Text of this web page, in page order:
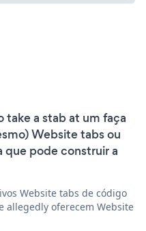
take a stab at um faça
Website tabs ou
que pode construir a
Website tabs de código
allegedly oferecem Website